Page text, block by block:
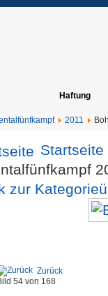
Haftung
2011
Startseite
zur
Zurück
54 von 168